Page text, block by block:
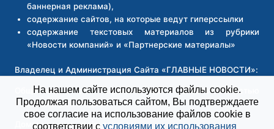
баннерная реклама),
содержание сайтов, на которые ведут гиперссылки
содержание текстовых материалов из рубрики
«Новости компаний» и «Партнерские материалы»
Владелец и Администрация Сайта «ГЛАВНЫЕ НОВОСТИ»:
Общество с ограниченной ответственностью
«Новосибирск Медиа»
Доменное имя:main-news.ru
На нашем сайте используются файлы cookie.
Продолжая пользоваться сайтом, Вы подтверждаете
свое согласие на использование файлов cookie в
соответствии с условиями их использования